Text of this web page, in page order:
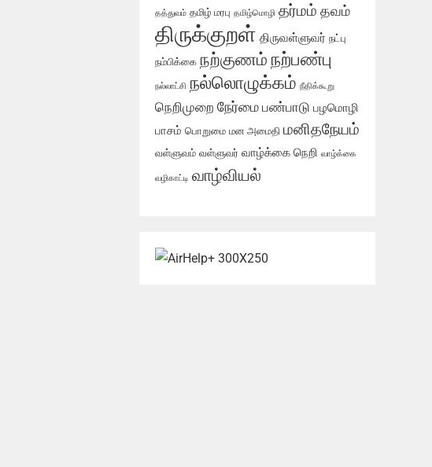
தத்துவம் தமிழ் மரபு தமிழ்மொழி தர்மம் தவம்
திருக்குறள் திருவள்ளுவர் நட்பு
நம்பிக்கை நற்குணம் நற்பண்பு
நல்லாட்சி நல்லொழுக்கம் நீதிக்கூறு
நெறிமுறை நேர்மை பண்பாடு பழமொழி
பாசம் பொறுமை மன அமைதி மனிதநேயம்
வள்ளுவம் வள்ளுவர் வாழ்க்கை நெறி வாழ்க்கை
வழிகாட்டி வாழ்வியல்